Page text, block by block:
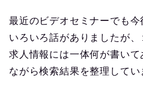
最近のビデオセミナーでも
いろいろ話がありましたが
求人情報には一体何が書い
ながら検索結果を整理してい